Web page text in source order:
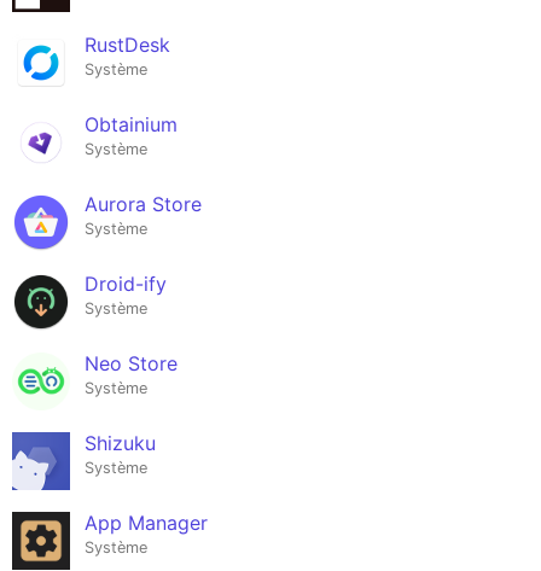
RustDesk
Système
Obtainium
Système
Aurora Store
Système
Droid-ify
Système
Neo Store
Système
Shizuku
Système
App Manager
Système